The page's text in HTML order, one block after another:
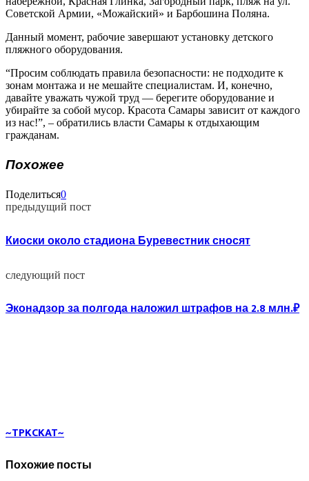
Советской Армии, «Можайский» и Барбошина Поляна.
Данный момент, рабочие завершают установку детского
пляжного оборудования.
“Просим соблюдать правила безопасности: не подходите к
зонам монтажа и не мешайте специалистам. И, конечно,
давайте уважать чужой труд — берегите оборудование и
убирайте за собой мусор. Красота Самары зависит от каждого
из нас!”, – обратились власти Самары к отдыхающим
гражданам.
Похожее
Поделиться0
предыдущий пост
Киоски около стадиона Буревестник сносят
следующий пост
Эконадзор за полгода наложил штрафов на 2.8 млн.₽
~TPKCKAT~
Похожие посты